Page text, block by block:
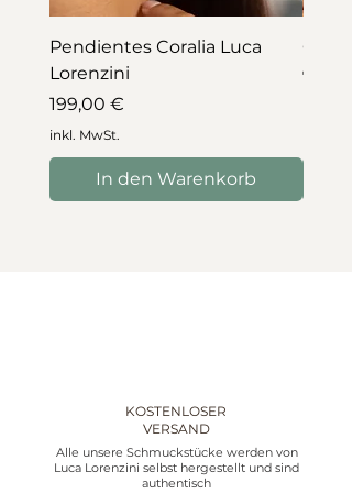
Pendientes Coralia Luca
Lorenzini
Preis
199,00 €
inkl. MwSt.
In den Warenkorb
Preis
KOSTENLOSER
VERSAND
Alle unsere Schmuckstücke werden von
Luca Lorenzini selbst hergestellt und sind
authentisch